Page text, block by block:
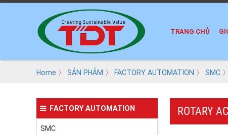
TRANG CHỦ
Home 〉 SẢN PHẢM 〉 FACTORY AUTOMATION 〉 SMC
FACTORY AUTOMATION
SMC
ROTARY